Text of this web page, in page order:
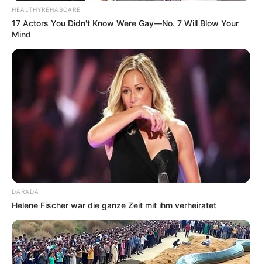
HEALTHYREHABCARE
17 Actors You Didn't Know Were Gay—No. 7 Will Blow Your
Mind
DARADA
Helene Fischer war die ganze Zeit mit ihm verheiratet